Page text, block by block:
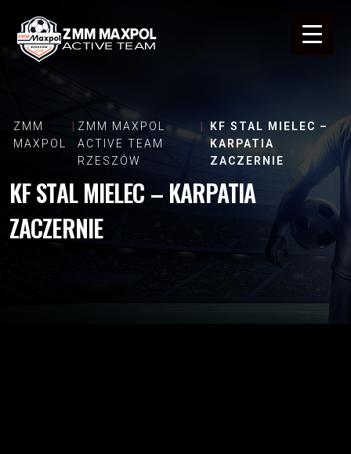
ZMM
MAXPOL
ZMM MAXPOL
ACTIVE TEAM
RZESZÓW
KF STAL MIELEC –
KARPATIA
ZACZERNIE
KF STAL MIELEC – KARPATIA
ZACZERNIE